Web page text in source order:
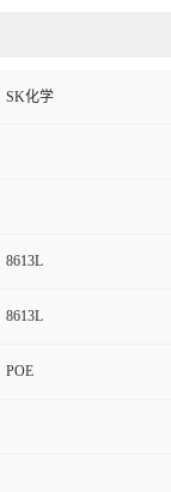
SK化学
8613L
8613L
POE